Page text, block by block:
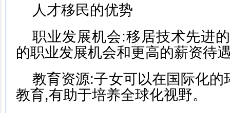
人才移民的优势
职业发展机会:移居技术先进
的职业发展机会和更高的薪资待
教育资源:子女可以在国际化的
教育,有助于培养全球化视野。